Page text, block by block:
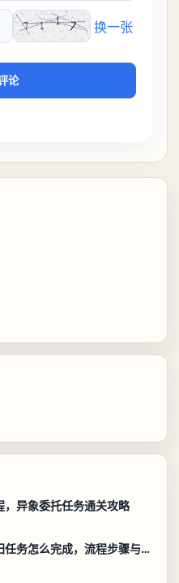
换一张
论
，异象委托任务通关攻略
异环异象委托唤孤归任务怎么完成，流程步骤与位置攻略